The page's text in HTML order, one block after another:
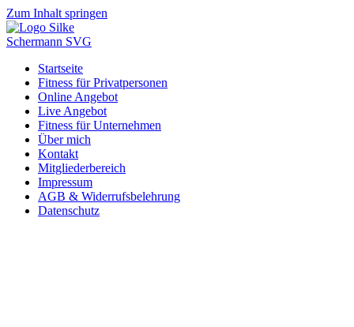
Zum Inhalt springen
Startseite
Fitness für Privatpersonen
Online Angebot
Live Angebot
Fitness für Unternehmen
Über mich
Kontakt
Mitgliederbereich
Impressum
AGB & Widerrufsbelehrung
Datenschutz